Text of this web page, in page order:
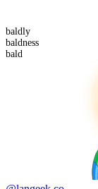
baldly
baldness
bald